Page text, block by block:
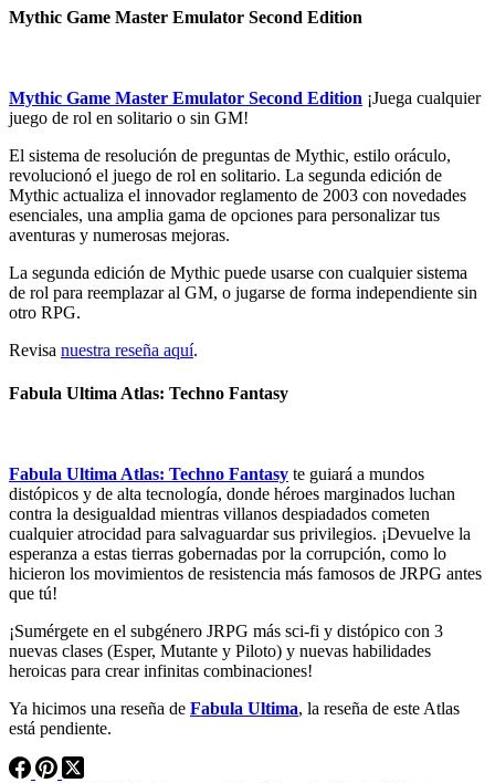
Mythic Game Master Emulator Second Edition
Mythic Game Master Emulator Second Edition ¡Juega cualquier
juego de rol en solitario o sin GM!
El sistema de resolución de preguntas de Mythic, estilo oráculo,
revolucionó el juego de rol en solitario. La segunda edición de
Mythic actualiza el innovador reglamento de 2003 con novedades
esenciales, una amplia gama de opciones para personalizar tus
aventuras y numerosas mejoras.
La segunda edición de Mythic puede usarse con cualquier sistema
de rol para reemplazar al GM, o jugarse de forma independiente sin
otro RPG.
Revisa nuestra reseña aquí.
Fabula Ultima Atlas: Techno Fantasy
Fabula Ultima Atlas: Techno Fantasy te guiará a mundos
distópicos y de alta tecnología, donde héroes marginados luchan
contra la desigualdad mientras villanos despiadados cometen
cualquier atrocidad para salvaguardar sus privilegios. ¡Devuelve la
esperanza a estas tierras gobernadas por la corrupción, como lo
hicieron los movimientos de resistencia más famosos de JRPG antes
que tú!
¡Sumérgete en el subgénero JRPG más sci-fi y distópico con 3
nuevas clases (Esper, Mutante y Piloto) y nuevas habilidades
heroicas para crear infinitas combinaciones!
Ya hicimos una reseña de Fabula Ultima, la reseña de este Atlas
está pendiente.